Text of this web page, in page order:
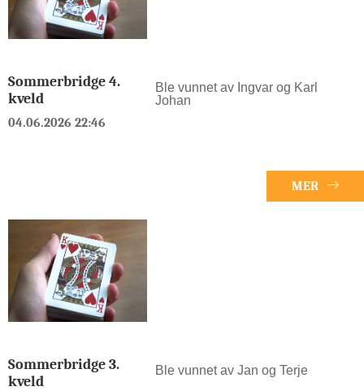
Sommerbridge 4.
kveld
04.06.2026 22:46
Ble vunnet av Ingvar og Karl
Johan
MER
Sommerbridge 3.
kveld
Ble vunnet av Jan og Terje